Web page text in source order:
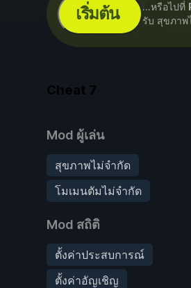
เริ่มต้น ...หรือไปที่
รับ สุขภาพ
Cheat 7
Mod ผู้เล่น
สุขภาพไม่จำกัด
โมเมนตัมไม่จำกัด
Mod สถิติ
ตั้งค่าประสบการณ์
ตั้งค่าอัญเชิญ